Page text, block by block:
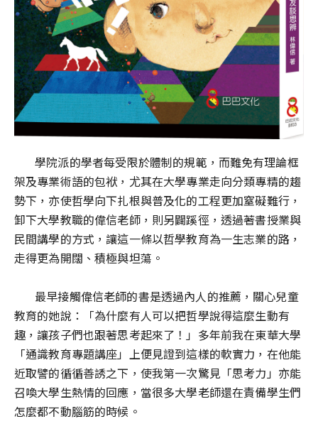
學院派的學者每受限於體制的規範，而難免有理論框
架及專業術語的包袱，尤其在大學專業走向分類專精的趨
勢下，亦使哲學向下扎根與普及化的工程更加窒礙難行，
卸下大學教職的偉信老師，則另闢蹊徑，透過著書授業與
民間講學的方式，讓這一條以哲學教育為一生志業的路，
走得更為開闊、積極與坦蕩。
最早接觸偉信老師的書是透過內人的推薦，關心兒童
教育的她說：「為什麼有人可以把哲學說得這麼生動有
趣，讓孩子們也跟著思考起來了！」多年前我在東華大學
「通識教育專題講座」上便見證到這樣的軟實力，在他能
近取譬的循循善誘之下，使我第一次驚見「思考力」亦能
召喚大學生熱情的回應，當很多大學老師還在責備學生們
怎麼都不動腦筋的時候。